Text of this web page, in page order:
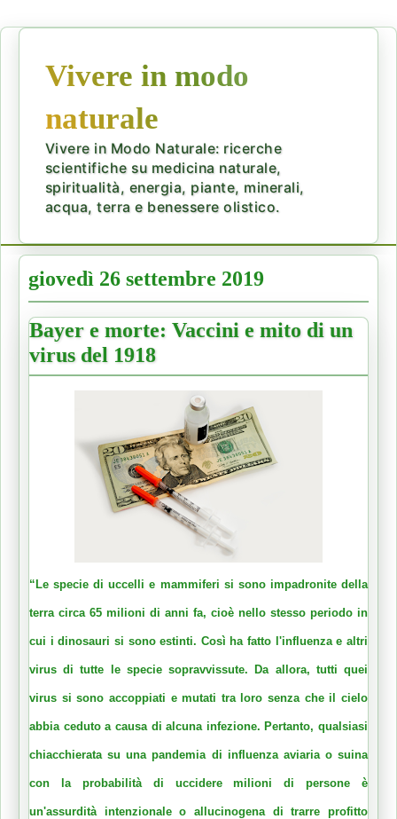
Vivere in modo
naturale
Vivere in Modo Naturale: ricerche
scientifiche su medicina naturale,
spiritualità, energia, piante, minerali,
acqua, terra e benessere olistico.
giovedì 26 settembre 2019
Bayer e morte: Vaccini e mito di un
virus del 1918
“Le specie di uccelli e mammiferi si sono impadronite della
terra circa 65 milioni di anni fa, cioè nello stesso periodo in
cui i dinosauri si sono estinti. Così ha fatto l'influenza e altri
virus di tutte le specie sopravvissute. Da allora, tutti quei
virus si sono accoppiati e mutati tra loro senza che il cielo
abbia ceduto a causa di alcuna infezione. Pertanto, qualsiasi
chiacchierata su una pandemia di influenza aviaria o suina
con la probabilità di uccidere milioni di persone è
un'assurdità intenzionale o allucinogena di trarre profitto